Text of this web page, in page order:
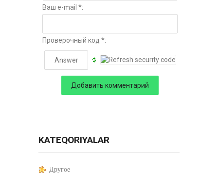
Ваш e-mail *:
Проверочный код *:
KATEQORIYALAR
Другое